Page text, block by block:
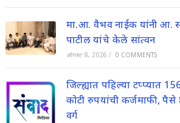
मा.आ. वैभव नाईक यांनी आ.
पाटील यांचे केले सांत्वन
ऑगस्ट 8, 2026 / 0 COMMENTS
जिल्ह्यात पहिल्या टप्प्यात
कोटी रुपयांची कर्जमाफी, पैसे
वर्ग